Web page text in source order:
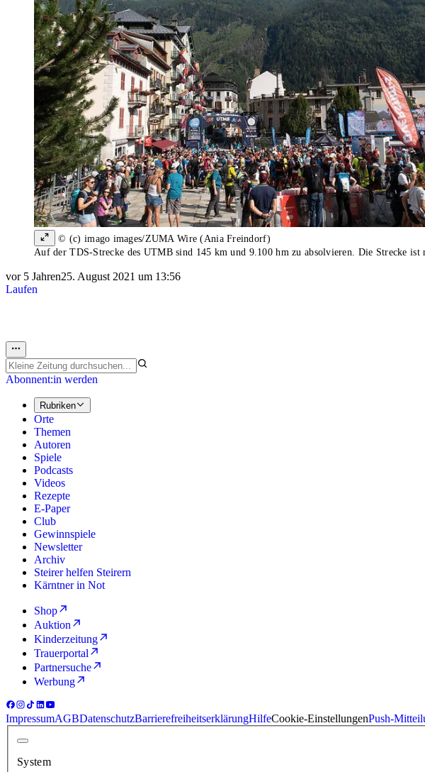
© (c) imago images/ZUMA Wire (Ania Freindorf)
Auf der TDS-Strecke des UTMB sind 145 km und 9.100 hm zu absolvieren. Die Strecke ist
vor 5 Jahren25. August 2021 um 13:56
Laufen
Abonnent:in werden
Rubriken
Orte
Themen
Autoren
Spiele
Podcasts
Videos
Rezepte
E-Paper
Club
Gewinnspiele
Newsletter
Archiv
Steirer helfen Steirern
Kärntner in Not
Shop
Auktion
Kinderzeitung
Trauerportal
Partnersuche
Werbung
ImpressumAGBDatenschutzBarrierefreiheitserklärungHilfeCookie-EinstellungenPush-
System